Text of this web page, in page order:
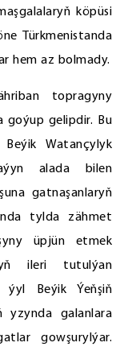
köpüsi
Türkmenistanda
hem az bolmady.
topragyny
goýup gelipdir. Bu
Watançylyk
alada bilen
gatnaşanlaryň
tylda zähmet
üpjün etmek
ileri tutulýan
Beýik Ýeňşiň
yzynda galanlara
gowşurylýar.